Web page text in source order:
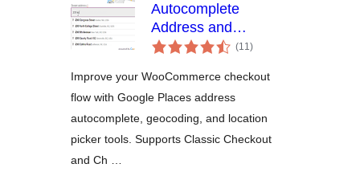
Autocomplete
Address and
Location Picker for
(11전
체
점
)
Improve your WooCommerce checkout
flow with Google Places address
autocomplete, geocoding, and location
picker tools. Supports Classic Checkout
and Ch …